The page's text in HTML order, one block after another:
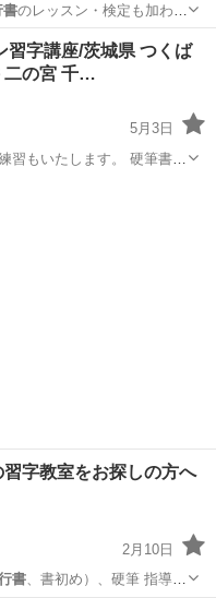
書のレッスン・検定も加わり
レッスン
習字講座/茨城県 つくば
二の宮 千…
5月3日
もいたします。 硬筆書写
字教室をお探しの方へ
2月10日
書、書初め）、硬筆 ​指導